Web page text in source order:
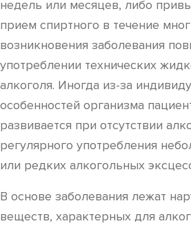
недель или месяцев, либо
прием спиртного в течение
возникновения заболевания
употреблении технических
алкоголя. Иногда из-за
особенностей организма
развивается при отсутствии
регулярного употребления
или редких алкогольных
В основе заболевания лежат
веществ, характерных для